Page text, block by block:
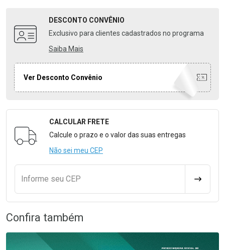
DESCONTO CONVÊNIO
Exclusivo para clientes cadastrados no programa
Saiba Mais
Ver Desconto Convênio
Formulário para Calcular o Frete
CALCULAR FRETE
Calcule o prazo e o valor das suas entregas
Não sei meu CEP
Informe seu CEP
Confira também